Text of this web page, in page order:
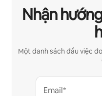
Nhận
Một danh sách đầu việc
Email*